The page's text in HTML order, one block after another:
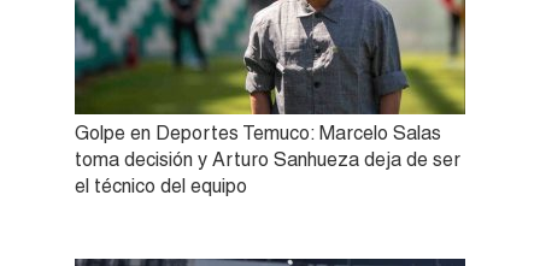
Golpe en Deportes Temuco: Marcelo Salas
toma decisión y Arturo Sanhueza deja de ser
el técnico del equipo